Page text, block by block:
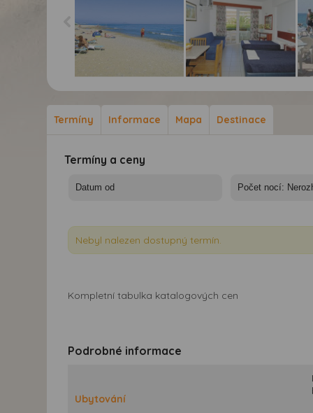
Sea Front
Termíny
Informace Mapa Destinace
Termíny a ceny
Nebyl nalezen dostupný termín.
Kompletní tabulka katalogových cen
Podrobné informace
Ubytování